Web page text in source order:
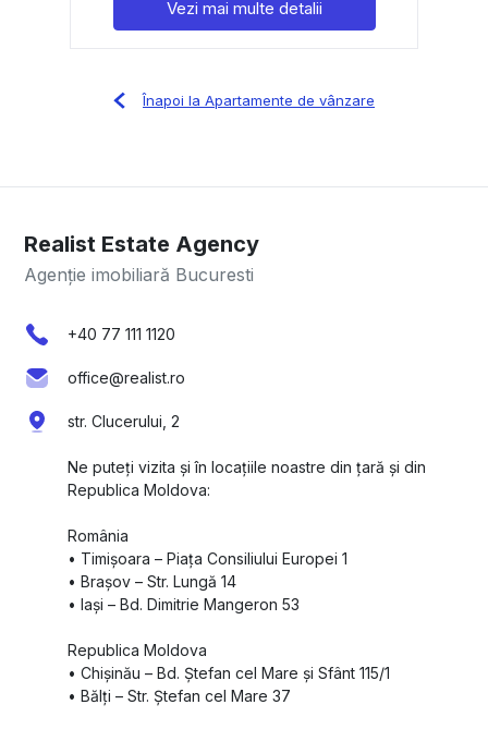
Vezi mai multe detalii
Înapoi la Apartamente de vânzare
Realist Estate Agency
Agenție imobiliară Bucuresti
+40 77 111 1120
office@realist.ro
str. Clucerului, 2
Ne puteți vizita și în locațiile noastre din țară și din
Republica Moldova:
România
•⁠ ⁠Timișoara – Piața Consiliului Europei 1
•⁠ ⁠Brașov – Str. Lungă 14
•⁠ ⁠Iași – Bd. Dimitrie Mangeron 53
Republica Moldova
•⁠ ⁠Chișinău – Bd. Ștefan cel Mare și Sfânt 115/1
•⁠ ⁠Bălți – Str. Ștefan cel Mare 37